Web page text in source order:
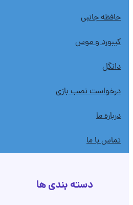
حافظه جانبی
کیبورد و موس
دانگل
درخواست نصب بازی
درباره ما
تماس با ما
دسته بندی ها